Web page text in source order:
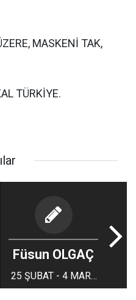
MASKENİ TAK,
Füsun OLGAÇ
25 ŞUBAT - 4 MART
2022 HAFTA VİZYON